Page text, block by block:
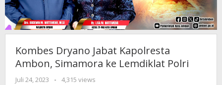
Kombes Dryano Jabat Kapolresta
Ambon, Simamora ke Lemdiklat Polri
Juli 24, 2023
oleh
-
4,315 views